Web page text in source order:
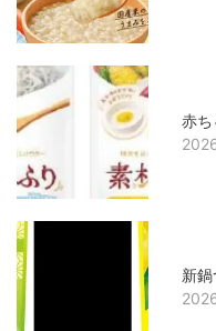
赤
新